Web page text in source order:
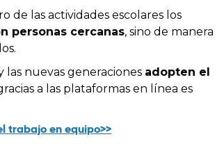
de las actividades escolares los
personas cercanas, sino de manera
nuevas generaciones adopten el
a las plataformas en línea es
trabajo en equipo>>